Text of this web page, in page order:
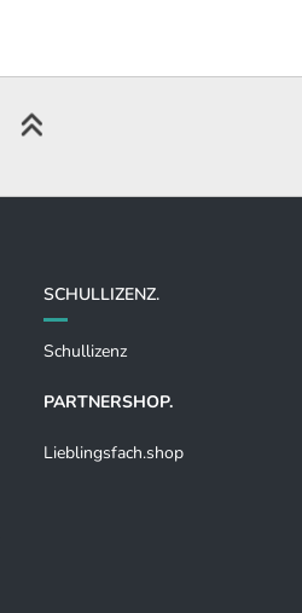
SCHULLIZENZ.
Schullizenz
PARTNERSHOP.
Lieblingsfach.shop